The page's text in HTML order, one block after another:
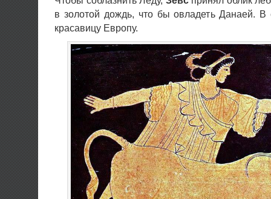
в золотой дождь, что бы овладеть Данаей. В
красавицу Европу.